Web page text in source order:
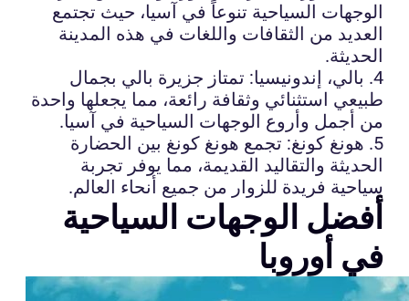
الوجهات السياحية تنوعاً في آسيا، حيث تجتمع
العديد من الثقافات واللغات في هذه المدينة
الحديثة.
4. بالي، إندونيسيا: تمتاز جزيرة بالي بجمال
طبيعي استثنائي وثقافة رائعة، مما يجعلها واحدة
من أجمل وأروع الوجهات السياحية في آسيا.
5. هونغ كونغ: تجمع هونغ كونغ بين الحضارة
الحديثة والتقاليد القديمة، مما يوفر تجربة
سياحية فريدة للزوار من جميع أنحاء العالم.
أفضل الوجهات السياحية
في أوروبا